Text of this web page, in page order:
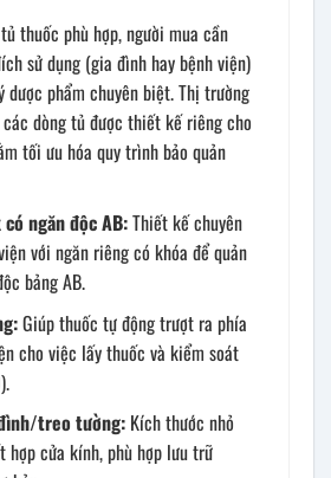
thuốc phù hợp, người mua cần
sử dụng (gia đình hay bệnh viện)
dược phẩm chuyên biệt. Thị trường
dòng tủ được thiết kế riêng cho
tối ưu hóa quy trình bảo quản
ngăn độc AB:Thiết kế chuyên
với ngăn riêng có khóa để quản
bảng AB.
Giúp thuốc tự động trượt ra phía
cho việc lấy thuốc và kiểm soát
treo tường: Kích thước nhỏ
hợp cửa kính, phù hợp lưu trữ